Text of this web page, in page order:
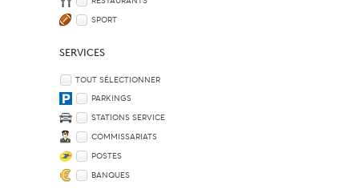
SPORT
SERVICES
TOUT SÉLECTIONNER
PARKINGS
STATIONS SERVICE
COMMISSARIATS
POSTES
BANQUES